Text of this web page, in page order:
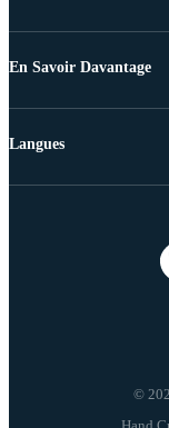
En Savoir Davantage
©
Langues